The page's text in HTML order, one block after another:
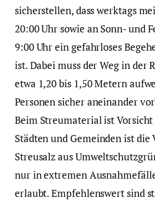
sicherstellen, dass werktags
20:00 Uhr sowie an Sonn- und
9:00 Uhr ein gefahrloses
ist. Dabei muss der Weg in der
etwa 1,20 bis 1,50 Metern
Personen sicher aneinander
Beim Streumaterial ist
Städten und Gemeinden ist die
Streusalz aus
nur in extremen
erlaubt. Empfehlenswert sind